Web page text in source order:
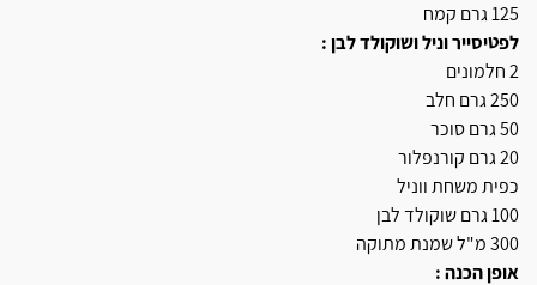
125 גרם קמח
לפטיסייר וניל ושוקולד לבן :
2 חלמונים
250 גרם חלב
50 גרם סוכר
20 גרם קורנפלור
כפית משחת ווניל
100 גרם שוקולד לבן
300 מ"ל שמנת מתוקה
אופן הכנה :